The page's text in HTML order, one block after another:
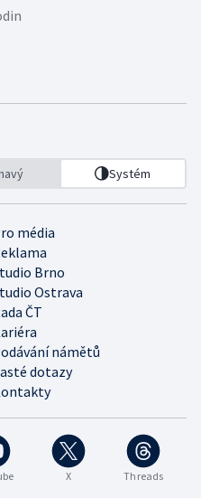
Systém
média
Brno
Ostrava
ČT
námětů
dotazy
X Threads